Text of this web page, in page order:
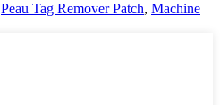
Peau Tag Remover Patch, Machine